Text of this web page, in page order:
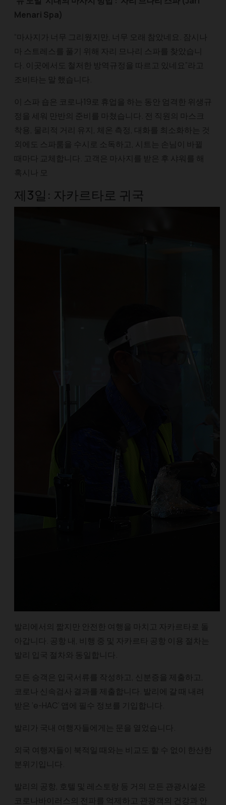
Menari Spa)
“마사지가 너무 그리웠지만, 너무 오래 참았네요. 잠시나
마 스트레스를 풀기 위해 자리 므나리 스파를 찾았습니
다. 이곳에서도 철저한 방역규정을 따르고 있네요”라고
조비타는 말 했습니다.​
이 스파 숍은 코로나19로 휴업을 하는 동안 엄격한 위생규
정을 세워 만반의 준비를 마쳤습니다. 전 직원의 마스크
착용, 물리적 거리 유지, 체온 측정, 대화를 최소화하는 것
외에도 스파룸을 수시로 소독하고, 시트는 손님이 바뀔
때마다 교체합니다. 고객은 마사지를 받은 후 샤워를 해
혹시나 모
제3일: 자카르타로 귀국
발리에서의 짧지만 안전한 여행을 마치고 자카르타로 돌
아갑니다. 공항 내, 비행 중 및 자카르타 공항 이용 절차는
발리 입국 절차와 동일합니다.
모든 승객은 입국서류를 작성하고, 신분증을 제출하고,
코로나 신속검사 결과를 제출합니다. 발리에 갈 때 내려
받은 ‘e-HAC’ 앱에 필수 정보를 기입합니다.
발리가 국내 여행자들에게는 문을 열었습니다.
외국 여행자들이 북적일 때와는 비교도 할 수 없이 한산한
분위기입니다.
발리의 공항, 호텔 및 레스토랑 등 거의 모든 관광시설은
코로나바이러스의 전파를 억제하고 관광객의 건강과 안